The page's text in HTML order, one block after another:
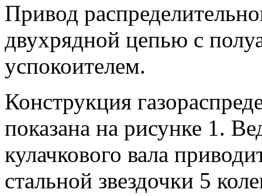
Привод
двухрядной цепью с
успокоителем.
Конструкция
показана на рисунке 1.
кулачкового вала
стальной звездочки 5